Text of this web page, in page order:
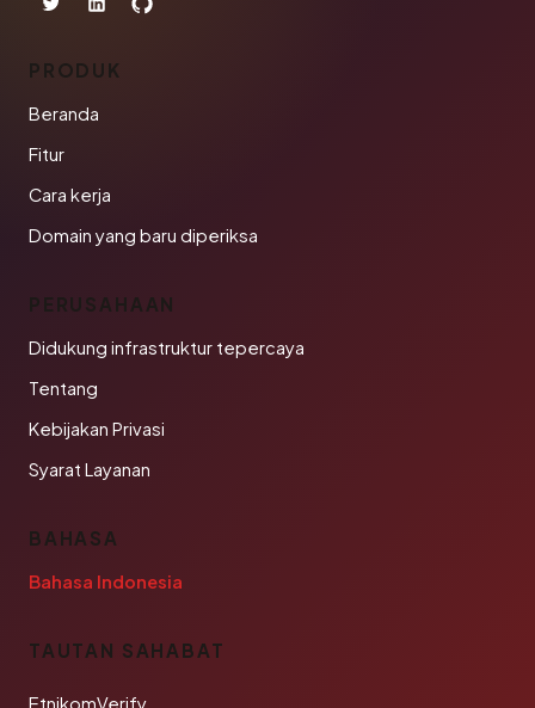
PRODUK
Beranda
Fitur
Cara kerja
Domain yang baru diperiksa
PERUSAHAAN
Didukung infrastruktur tepercaya
Tentang
Kebijakan Privasi
Syarat Layanan
BAHASA
Bahasa Indonesia
TAUTAN SAHABAT
EtnikomVerify